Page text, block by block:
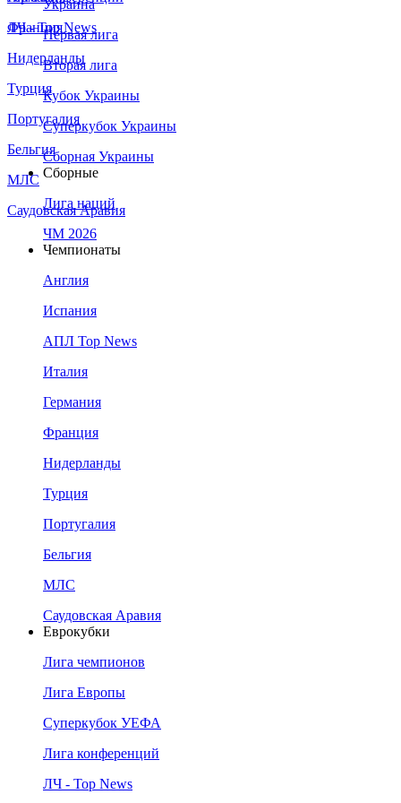
Франция
Нидерланды
Турция
Португалия
Бельгия
МЛС
Саудовская Аравия
ЛЧ - Top News
Украина
Первая лига
Вторая лига
Кубок Украины
Суперкубок Украины
Сборная Украины
Сборные
Лига наций
ЧМ 2026
Чемпионаты
Англия
Испания
АПЛ Top News
Италия
Германия
Франция
Нидерланды
Турция
Португалия
Бельгия
МЛС
Саудовская Аравия
Еврокубки
Лига чемпионов
Лига Европы
Суперкубок УЕФА
Лига конференций
ЛЧ - Top News